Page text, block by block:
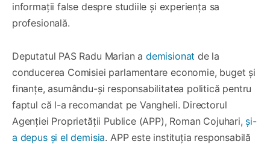
informații false despre studiile și experiența sa
profesională.
Deputatul PAS Radu Marian a demisionat de la
conducerea Comisiei parlamentare economie, buget și
finanțe, asumându-și responsabilitatea politică pentru
faptul că l-a recomandat pe Vangheli. Directorul
Agenției Proprietății Publice (APP), Roman Cojuhari, și-
a depus și el demisia. APP este instituția responsabilă